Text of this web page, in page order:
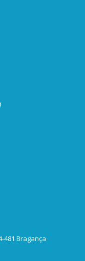
481 Bragança